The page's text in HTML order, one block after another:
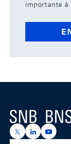
importante à
Logo
https://x.com/
https://